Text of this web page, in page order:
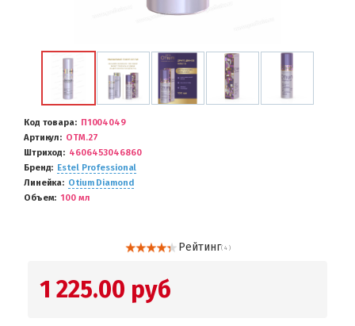
Код товара
П1004049
Артикул
OTM.27
Штриход
4606453046860
Бренд
Estel Professional
Линейка
Otium Diamond
Объем
100 мл
Рейтинг( 4 )
1 225.00 руб